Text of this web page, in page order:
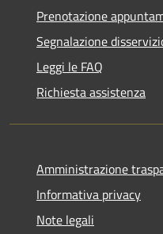
Prenotazione
Segnalazione
Leggi le FAQ
Richiesta assistenza
Amministrazione
Informativa privacy
Note legali